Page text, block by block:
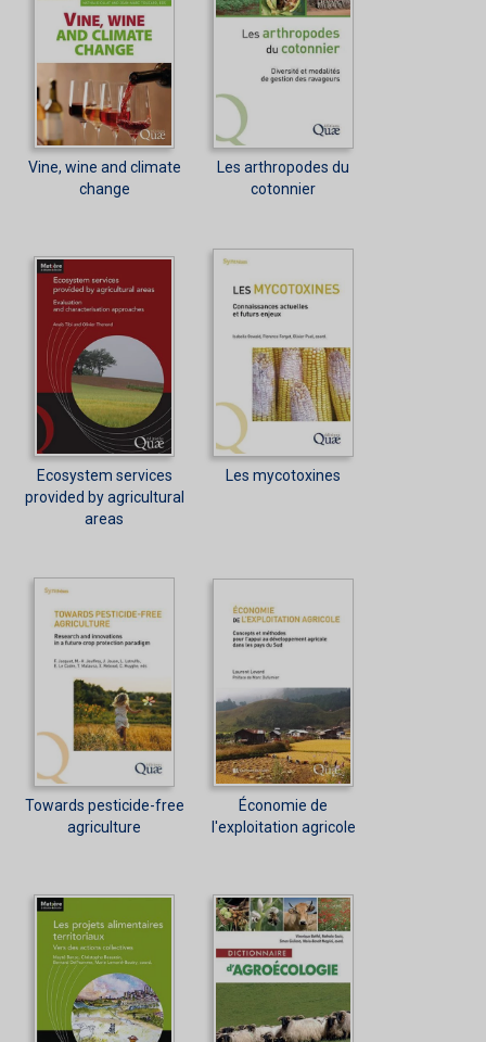
Vine, wine and climate
change
Les arthropodes du
cotonnier
Ecosystem services
provided by agricultural
areas
Les mycotoxines
Towards pesticide-free
agriculture
Économie de
l'exploitation agricole